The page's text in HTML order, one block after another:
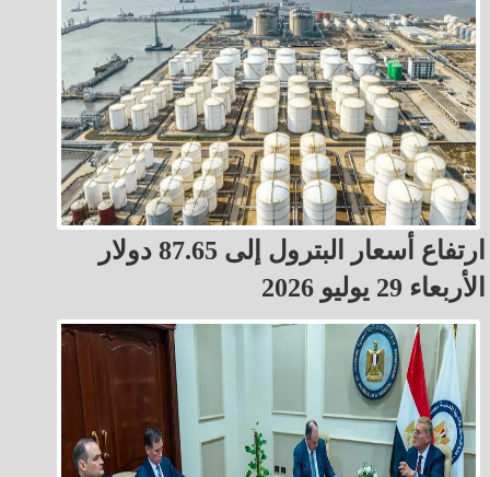
ارتفاع أسعار البترول إلى 87.65 دولار
الأربعاء 29 يوليو 2026